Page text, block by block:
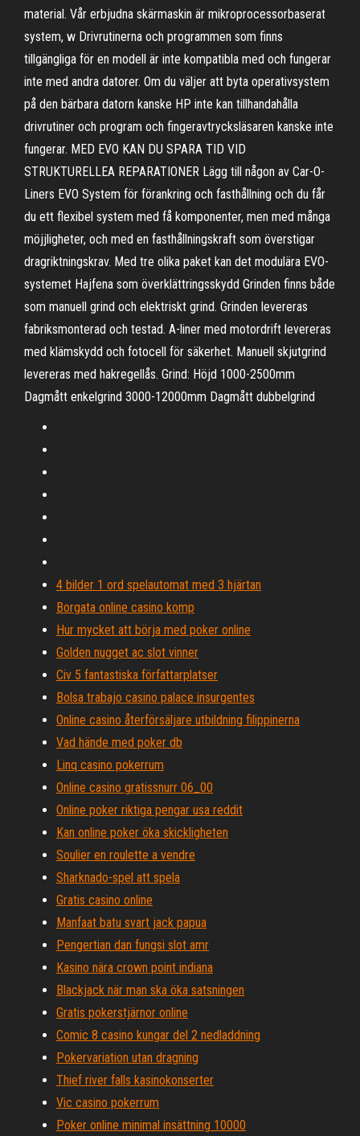
material. Vår erbjudna skärmaskin är mikroprocessorbaserat
system, w Drivrutinerna och programmen som finns
tillgängliga för en modell är inte kompatibla med och fungerar
inte med andra datorer. Om du väljer att byta operativsystem
på den bärbara datorn kanske HP inte kan tillhandahålla
drivrutiner och program och fingeravtrycksläsaren kanske inte
fungerar. MED EVO KAN DU SPARA TID VID
STRUKTURELLEA REPARATIONER Lägg till någon av Car-O-
Liners EVO System för förankring och fasthållning och du får
du ett flexibel system med få komponenter, men med många
möjjligheter, och med en fasthållningskraft som överstigar
dragriktningskrav. Med tre olika paket kan det modulära EVO-
systemet Hajfena som överklättringsskydd Grinden finns både
som manuell grind och elektriskt grind. Grinden levereras
fabriksmonterad och testad. A-liner med motordrift levereras
med klämskydd och fotocell för säkerhet. Manuell skjutgrind
levereras med hakregellås. Grind: Höjd 1000-2500mm
Dagmått enkelgrind 3000-12000mm Dagmått dubbelgrind
4 bilder 1 ord spelautomat med 3 hjärtan
Borgata online casino komp
Hur mycket att börja med poker online
Golden nugget ac slot vinner
Civ 5 fantastiska författarplatser
Bolsa trabajo casino palace insurgentes
Online casino återförsäljare utbildning filippinerna
Vad hände med poker db
Linq casino pokerrum
Online casino gratissnurr 06_00
Online poker riktiga pengar usa reddit
Kan online poker öka skickligheten
Soulier en roulette a vendre
Sharknado-spel att spela
Gratis casino online
Manfaat batu svart jack papua
Pengertian dan fungsi slot amr
Kasino nära crown point indiana
Blackjack när man ska öka satsningen
Gratis pokerstjärnor online
Comic 8 casino kungar del 2 nedladdning
Pokervariation utan dragning
Thief river falls kasinokonserter
Vic casino pokerrum
Poker online minimal insättning 10000